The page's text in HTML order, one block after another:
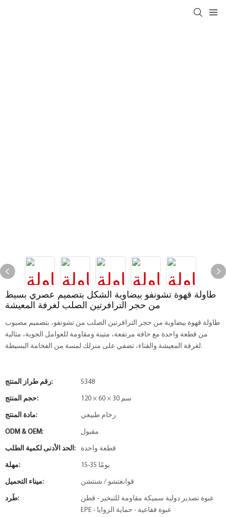
طاولة قهوة تشونفو بيضاوية الشكل بتصميم عصري بسيط
من حجر الترافرتين الصلب لغرفة المعيشة
طاولة قهوة بيضاوية من حجر الترافرتين الصلب من تشونفو، بتصميم مصبوب
من قطعة واحدة مع حافة مرتفعة، متينة ومقاومة للعوامل الجوية، مثالية
لغرفة المعيشة والفناء، تضفي على منزلك لمسة من الفخامة البسيطة.
رقم طراز المنتج: 5348
حجم المنتج: 120 × 60 × 30 سم
مادة المنتج: رخام طبيعي
ODM & OEM: مقبول
الحد الأدنى لكمية الطلب: قطعة واحدة
مهلة: 15-35 يومًا
ميناء التحميل: قوانغتشو / شنتشن
طَرد:
عبوة تصدير دولية سميكة مقاومة للتبخير - قطن
EPE - عبوة فقاعية - حماية الزوايا